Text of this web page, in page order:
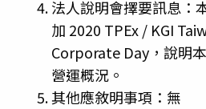
法人說明會擇要訊息：
加 2020 TPEx / KGI
Corporate Day，說明
營運概況。
其他應敘明事項：無